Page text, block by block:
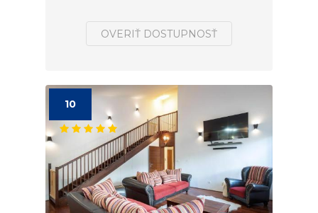
OVERIŤ DOSTUPNOSŤ
10